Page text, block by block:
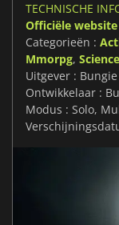
TECHNISCHE
Officiële website
Categorieën :
Mmorpg,
Uitgever : Bungie
Ontwikkelaar :
Modus : Solo,